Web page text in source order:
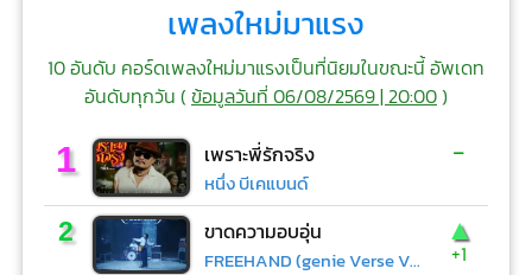
เพลงใหม่มาแรง
10 อันดับ คอร์ดเพลงใหม่มาแรงเป็นที่นิยมในขณะนี้ อัพเดท
อันดับทุกวัน (ข้อมูลวันที่ 06/08/2569 | 20:00)
1 เพราะพี่รักจริง
หนึ่ง บีเคแบนด์
-
2 ขาดความอบอุ่น
FREEHAND (genie Verse Vol.1)
▲
+1